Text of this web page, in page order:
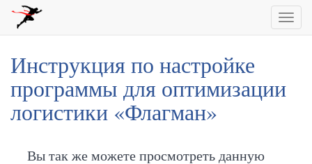
Инструкция по настройке
программы для оптимизации
логистики «Флагман»
Вы так же можете просмотреть данную